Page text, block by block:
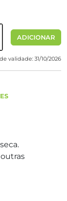
ADICIONAR
validade: 31/10/2026